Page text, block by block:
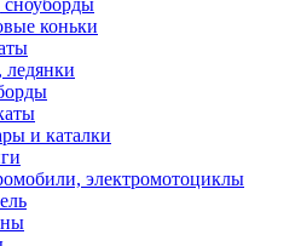
коньки
и каталки
электромотоциклы